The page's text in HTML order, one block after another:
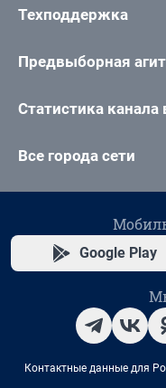
Техподдержка
Предвыборная
Статистика канала
Все города сети
Google Play
Контактные данные для